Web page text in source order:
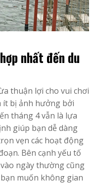
nhất đến du
thuận lợi cho vui chơi
ít bị ảnh hưởng bởi
tháng 4 vẫn là lựa
giúp bạn dễ dàng
vẹn các hoạt động
Bên cạnh yếu tố
ngày thường cũng
muốn không gian